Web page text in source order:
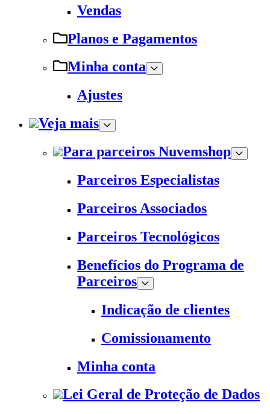
Vendas
Planos e Pagamentos
Minha conta
Ajustes
Veja mais
Para parceiros Nuvemshop
Parceiros Especialistas
Parceiros Associados
Parceiros Tecnológicos
Benefícios do Programa de
Parceiros
Indicação de clientes
Comissionamento
Minha conta
Lei Geral de Proteção de Dados